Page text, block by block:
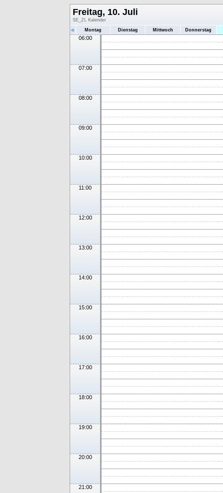
Freitag, 10. Juli
SE_ZL Kalender
« Montag Dienstag Mittwoch Donnerstag
06:00
07:00
08:00
09:00
10:00
11:00
12:00
13:00
14:00
15:00
16:00
17:00
18:00
19:00
20:00
21:00